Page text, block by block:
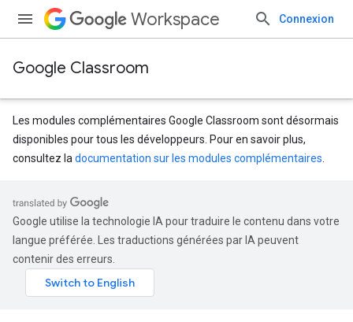
Workspace Connexion
Google Classroom
Les modules complémentaires Google Classroom sont désormais
disponibles pour tous les développeurs. Pour en savoir plus,
consultez la documentation sur les modules complémentaires
Google utilise la technologie IA pour traduire le contenu dans votre
langue préférée. Les traductions générées par IA peuvent
contenir des erreurs.